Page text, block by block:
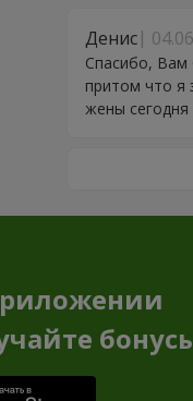
Денис
Спасибо, Вам
притом что я
жены